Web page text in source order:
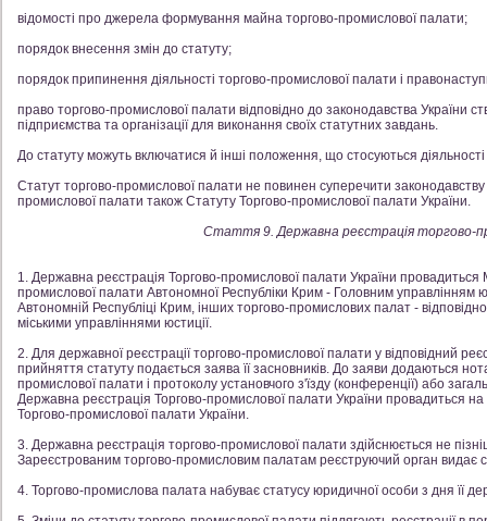
відомості про джерела формування майна торгово-промислової палати;
порядок внесення змін до статуту;
порядок припинення діяльності торгово-промислової палати і
право торгово-промислової палати відповідно до законодавства України
підприємства та організації для виконання своїх статутних завдань.
До статуту можуть включатися й інші положення, що стосуються
Статут торгово-промислової палати не повинен суперечити законодавству
промислової палати також Статуту Торгово-промислової палати України.
Стаття 9. Державна реєстрація торгово-
1. Державна реєстрація Торгово-промислової палати України провадиться
промислової палати Автономної Республіки Крим - Головним управлінням
Автономній Республіці Крим, інших торгово-промислових палат -
міськими управліннями юстиції.
2. Для державної реєстрації торгово-промислової палати у відповідний
прийняття статуту подається заява її засновників. До заяви додаються
промислової палати і протоколу установчого з'їзду (конференції) або
Державна реєстрація Торгово-промислової палати України провадиться на
Торгово-промислової палати України.
3. Державна реєстрація торгово-промислової палати здійснюється не
Зареєстрованим торгово-промисловим палатам реєструючий орган видає
4. Торгово-промислова палата набуває статусу юридичної особи з дня її